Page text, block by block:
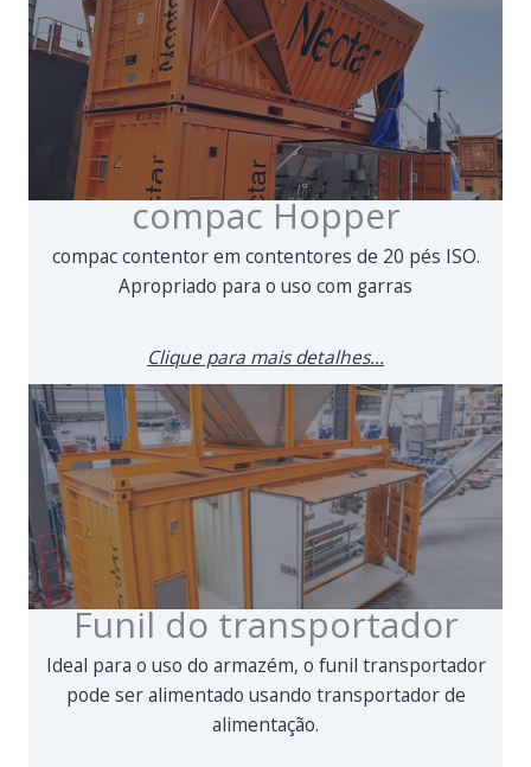
compac Hopper
compac contentor em contentores de 20 pés ISO.
Apropriado para o uso com garras
Clique para mais detalhes...
Funil do transportador
Ideal para o uso do armazém, o funil transportador
pode ser alimentado usando transportador de
alimentação.